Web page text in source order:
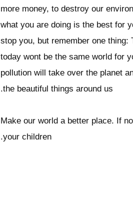
more money, to destroy our
what you are doing is the best for
stop you, but remember one thing:
today wont be the same world for
pollution will take over the planet
.the beautiful things around us
Make our world a better place. If
.your children